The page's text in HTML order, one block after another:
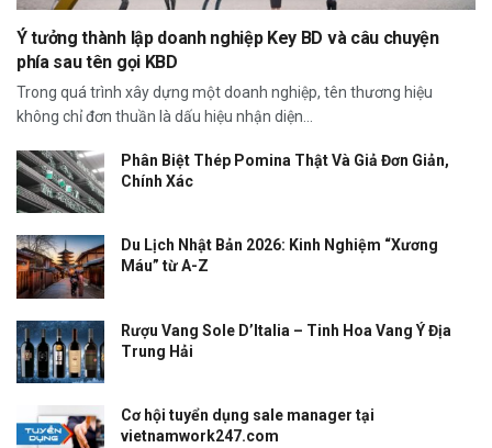
Ý tưởng thành lập doanh nghiệp Key BD và câu chuyện
phía sau tên gọi KBD
Trong quá trình xây dựng một doanh nghiệp, tên thương hiệu
không chỉ đơn thuần là dấu hiệu nhận diện...
Phân Biệt Thép Pomina Thật Và Giả Đơn Giản,
Chính Xác
Du Lịch Nhật Bản 2026: Kinh Nghiệm “Xương
Máu” từ A-Z
Rượu Vang Sole D’Italia – Tinh Hoa Vang Ý Địa
Trung Hải
Cơ hội tuyển dụng sale manager tại
vietnamwork247.com